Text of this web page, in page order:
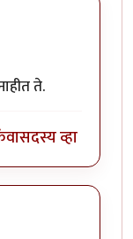
ते.
सदस्य व्हा